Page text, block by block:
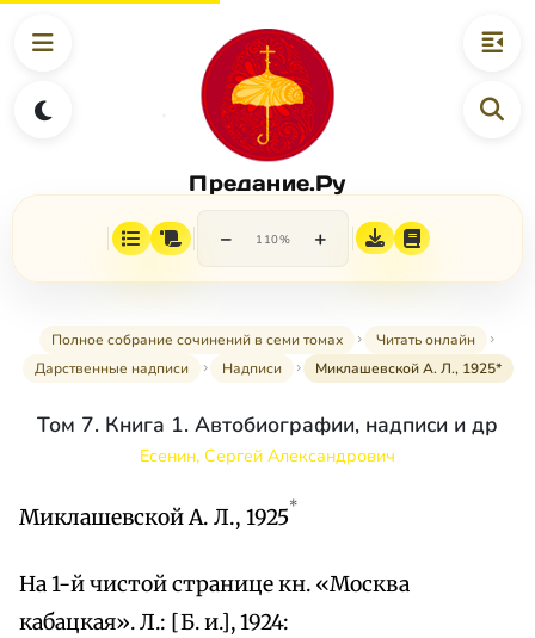
Предание.Ру
− 110% +
Полное собрание сочинений в семи томах
Читать онлайн
Дарственные надписи
Надписи Миклашевской А. Л., 1925*
Том 7. Книга 1. Автобиографии, надписи и др
Есенин, Сергей Александрович
Миклашевской А. Л., 1925*
На 1-й чистой странице кн. «Москва
кабацкая». Л.: [Б. и.], 1924: